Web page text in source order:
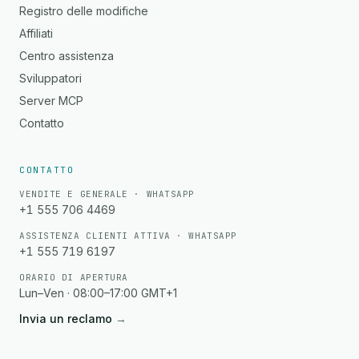
Registro delle modifiche
Affiliati
Centro assistenza
Sviluppatori
Server MCP
Contatto
CONTATTO
VENDITE E GENERALE · WHATSAPP
+1 555 706 4469
ASSISTENZA CLIENTI ATTIVA · WHATSAPP
+1 555 719 6197
ORARIO DI APERTURA
Lun–Ven · 08:00–17:00 GMT+1
Invia un reclamo →